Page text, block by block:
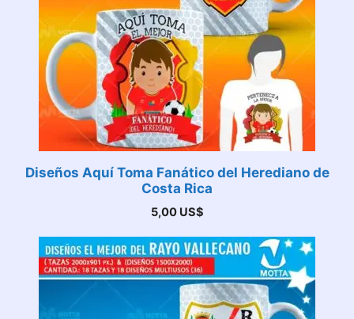
Diseños Aquí Toma Fanático del Herediano de
Costa Rica
5,00 US$